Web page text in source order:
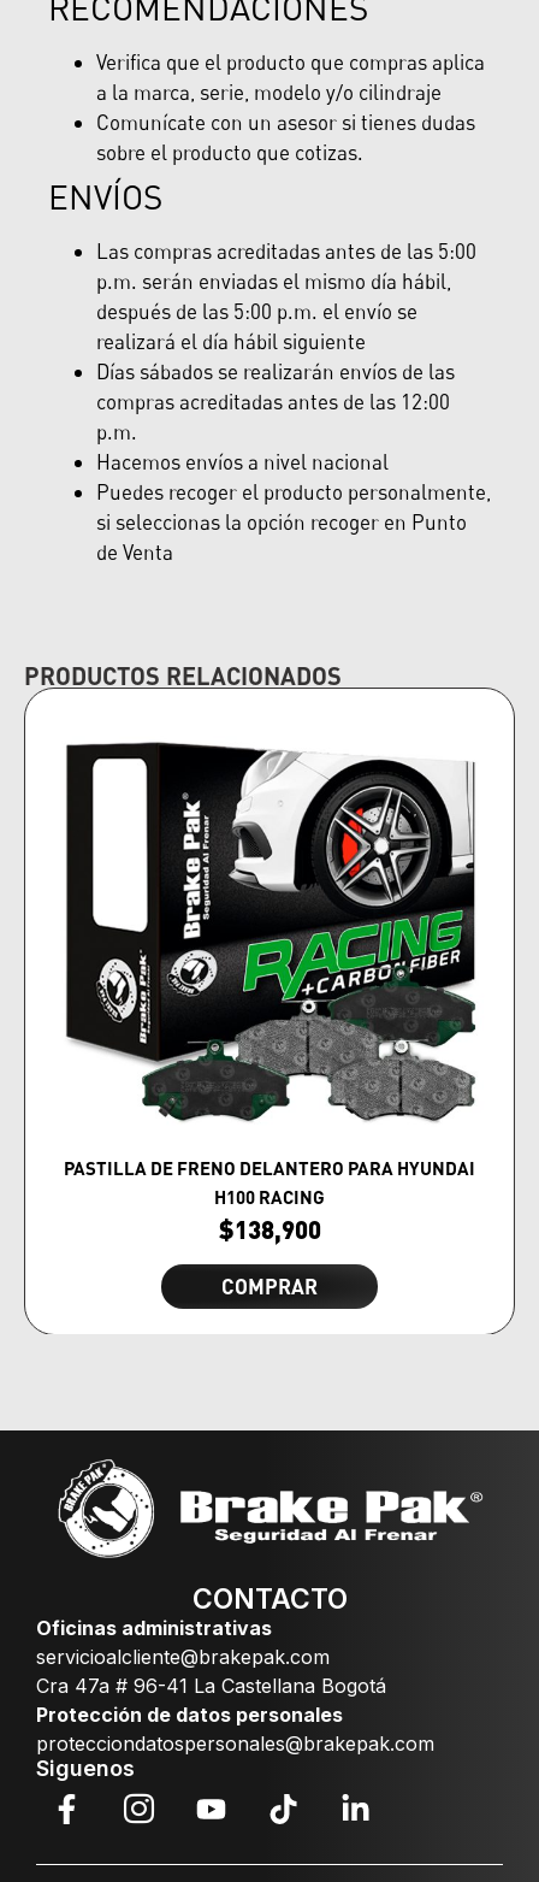
Verifica que el producto que compras aplica
a la marca, serie, modelo y/o cilindraje
Comunícate con un asesor si tienes dudas
sobre el producto que cotizas.
ENVÍOS
Las compras acreditadas antes de las 5:00
p.m. serán enviadas el mismo día hábil,
después de las 5:00 p.m. el envío se
realizará el día hábil siguiente
Días sábados se realizarán envíos de las
compras acreditadas antes de las 12:00
p.m.
Hacemos envíos a nivel nacional
Puedes recoger el producto personalmente,
si seleccionas la opción recoger en Punto
de Venta
PRODUCTOS RELACIONADOS
PASTILLA DE FRENO DELANTERO PARA HYUNDAI
H100 RACING
$138,900
COMPRAR
CONTACTO
Oficinas administrativas
servicioalcliente@brakepak.com
Cra 47a # 96-41 La Castellana Bogotá
Protección de datos personales
protecciondatospersonales@brakepak.com
Siguenos